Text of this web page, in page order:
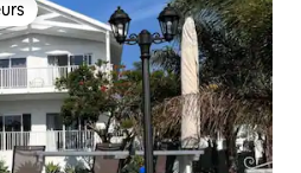
les plus appréciés